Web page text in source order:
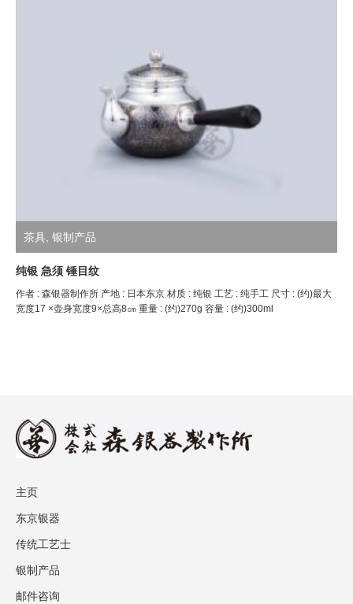
茶具 银制产品
纯银 急须 锤目纹
作者 : 森银器制作所 产地 : 日本东京 材质 : 纯银 工艺 : 纯手工 尺寸 : (约)最大
宽度17 ×壶身宽度9×总高8㎝ 重量 : (约)270g 容量 : (约)300ml
主页
东京银器
传统工艺士
银制产品
邮件咨询